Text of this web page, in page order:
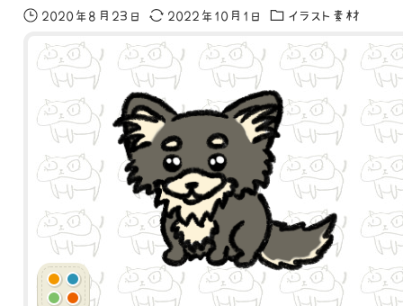
2020年8月23日 2022年10月1日 イラスト素材